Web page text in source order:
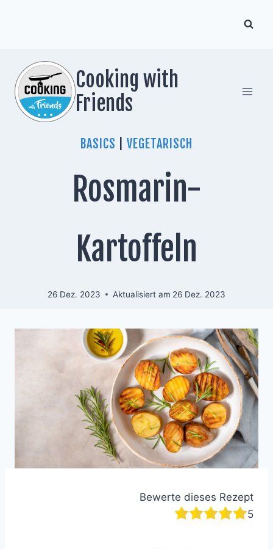
Cooking with
Friends
BASICS VEGETARISCH
Rosmarin-
Kartoffeln
26 Dez. 2023 Aktualisiert am 26 Dez. 2023
Bewerte dieses Rezept
5